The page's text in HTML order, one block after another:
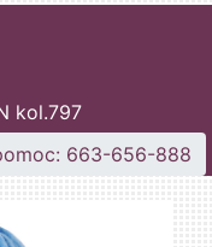
kol.797
663-656-888